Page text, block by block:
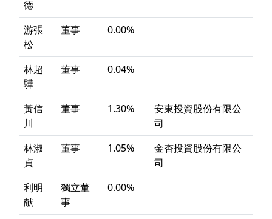
德
游張
松
董事 0.00%
林超
驊
董事 0.04%
黃信
川
董事 1.30%
安東投資股份有限公
司
林淑
貞
董事 1.05%
金杏投資股份有限公
司
利明
献
獨立董
事
0.00%